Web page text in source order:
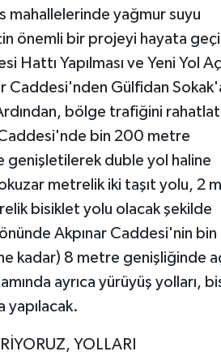
mahallelerinde yağmur suyu
önemli bir projeyi hayata
Hattı Yapılması ve Yeni Yol
Caddesi'nden Gülfidan
bölge trafiğini
Caddesi'nde bin 200 metre
duble yol haline
metrelik iki taşıt yolu, 2
bisiklet yolu olacak şekilde
Akpınar Caddesi'nin
kadar) 8 metre genişliğinde
ayrıca yürüyüş yolları,
yapılacak.
YOLLARI